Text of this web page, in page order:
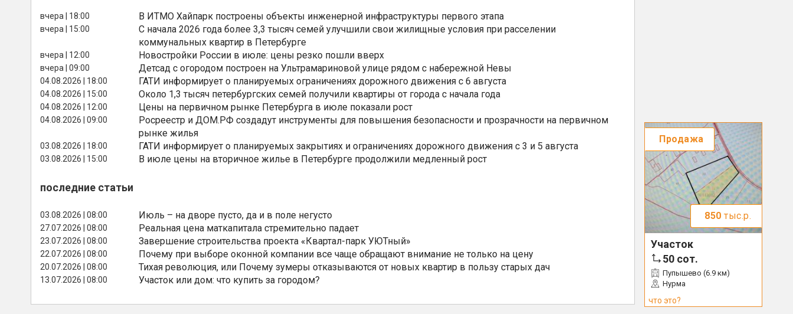
вчера | 18:00 В ИТМО Хайпарк построены объекты инженерной инфраструктуры первого этапа
вчера | 15:00
С начала 2026 года более 3,3 тысяч семей улучшили свои жилищные условия при расселении
коммунальных квартир в Петербурге
вчера | 12:00 Новостройки России в июле: цены резко пошли вверх
вчера | 09:00 Детсад с огородом построен на Ультрамариновой улице рядом с набережной Невы
04.08.2026 | 18:00 ГАТИ информирует о планируемых ограничениях дорожного движения с 6 августа
04.08.2026 | 15:00 Около 1,3 тысяч петербургских семей получили квартиры от города с начала года
04.08.2026 | 12:00 Цены на первичном рынке Петербурга в июле показали рост
04.08.2026 | 09:00
Росреестр и ДОМ.РФ создадут инструменты для повышения безопасности и прозрачности на первичном
рынке жилья
03.08.2026 | 18:00 ГАТИ информирует о планируемых закрытиях и ограничениях дорожного движения с 3 и 5 августа
03.08.2026 | 15:00 В июле цены на вторичное жилье в Петербурге продолжили медленный рост
последние статьи
03.08.2026 | 08:00 Июль – на дворе пусто, да и в поле негусто
27.07.2026 | 08:00 Реальная цена маткапитала стремительно падает
23.07.2026 | 08:00 Завершение строительства проекта «Квартал-парк УЮТный»
22.07.2026 | 08:00 Почему при выборе оконной компании все чаще обращают внимание не только на цену
20.07.2026 | 08:00 Тихая революция, или Почему зумеры отказываются от новых квартир в пользу старых дач
13.07.2026 | 08:00 Участок или дом: что купить за городом?
Продажа
850 тыс.р.
Участок
50 сот.
Пупышево (6.9 км)
Нурма
что это?